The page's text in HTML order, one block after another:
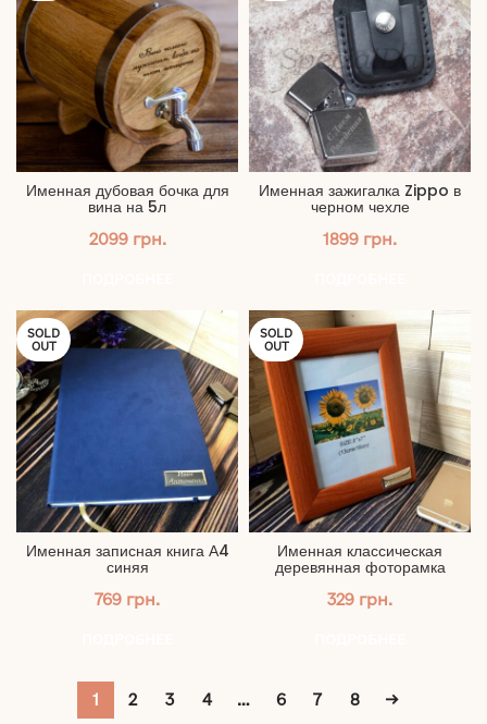
Именная дубовая бочка для
вина на 5л
2099 грн.
Именная зажигалка Zippo в
черном чехле
1899 грн.
SOLD
OUT
Именная записная книга А4
синяя
769 грн.
SOLD
OUT
Именная классическая
деревянная фоторамка
329 грн.
1 2 3 4 … 6 7 8 →